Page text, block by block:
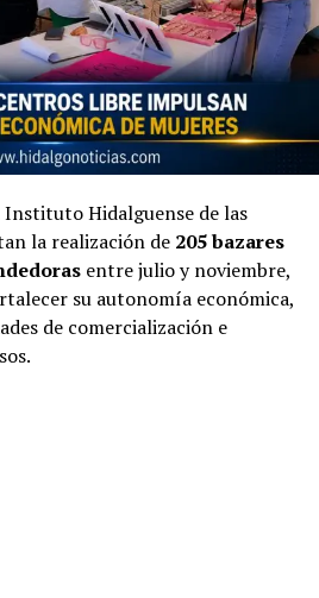
Instituto Hidalguense de las
la realización de 205 bazares
entre julio y noviembre,
su autonomía económica,
de comercialización e